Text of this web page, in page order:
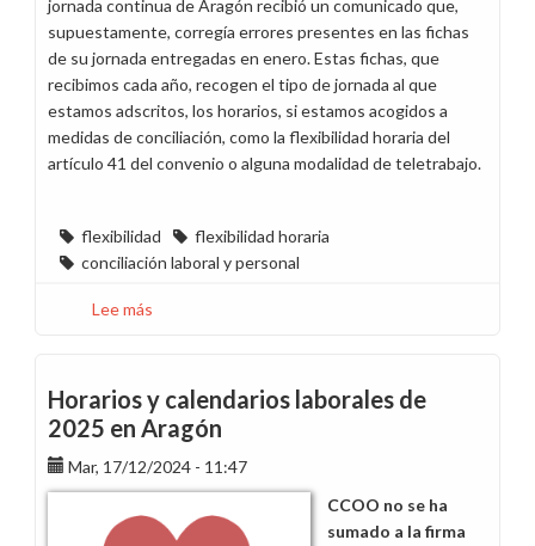
jornada continua de Aragón recibió un comunicado que,
supuestamente, corregía errores presentes en las fichas
de su jornada entregadas en enero. Estas fichas, que
recibimos cada año, recogen el tipo de jornada al que
estamos adscritos, los horarios, si estamos acogidos a
medidas de conciliación, como la flexibilidad horaria del
artículo 41 del convenio o alguna modalidad de teletrabajo.
flexibilidad
flexibilidad horaria
conciliación laboral y personal
Lee más
modificación
en
la
flexibilidad
en
Horarios y calendarios laborales de
2025 en Aragón
Mar, 17/12/2024 - 11:47
CCOO no se ha
sumado a la firma